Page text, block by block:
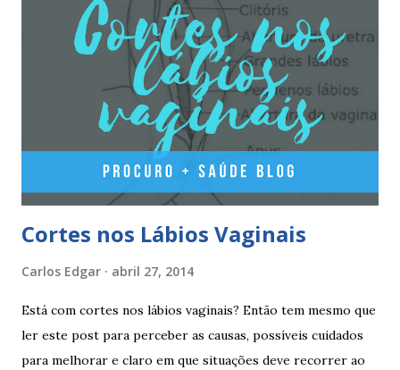
mesmo horário, durante 21 dias, após os quais deve fazer 7
dias de pausa (semana de descanso ou pausa), durante estes
7 dias descerá o período menstrual, normalmente no 3° ou
4° dia da pausa. As caixas seguintes deverão ser tomadas
seguindo o esquema 1+7+21+7+21.... . Como iniciar a
yasminelle® Para iniciar a pilula yasminelle® a mulher deve
esperar pelo primeiro dia da menstruação e iniciar a pilula
Cortes nos Lábios Vaginais
Carlos Edgar abril 27, 2014
Está com cortes nos lábios vaginais? Então tem mesmo que
ler este post para perceber as causas, possíveis cuidados
para melhorar e claro em que situações deve recorrer ao